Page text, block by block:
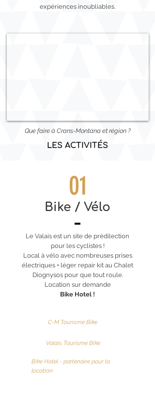
expériences inoubliables.
Que faire à Crans-Montana et région ?
LES ACTIVITÉS
Bike / Vélo
01
Le Valais est un site de prédilection
pour les cyclistes !
Local à vélo avec nombreuses prises
électriques + léger repair kit au Chalet
Diognysos pour que tout roule.
Location sur demande
Bike Hotel !
C-M Tourisme Bike
Valais Tourisme Bike
Bike Hotel - partenaire pour la
location